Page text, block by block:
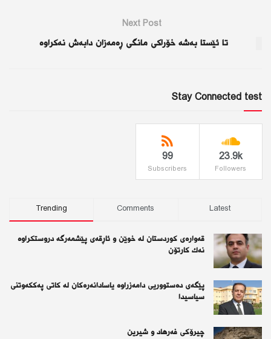
Next Post
تا ئێستا بەشە خۆراكی مانگی ڕەمەزان دابەش نەكراوە
Stay Connected test
23.9k
Followers
99
Subscribers
Trending Comments Latest
قەوارەی كوردستان لە خوێن و ئاڕقەی پێشمەرگە دروستكراوە
نەك كارتۆن
پێگەی دەستووریی دامەزراوە یاسادانەرەكان لە كاتی پەككەوتنی
سیاسیدا
چیرۆكی فەرهاد و شیرین